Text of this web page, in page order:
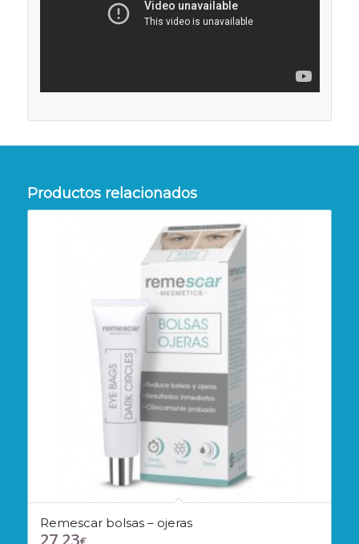
Productos relacionados
Remescar bolsas – ojeras
27,23€